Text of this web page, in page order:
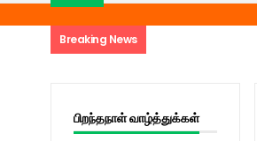
Breaking News
பிறந்தநாள் வாழ்த்துக்கள்